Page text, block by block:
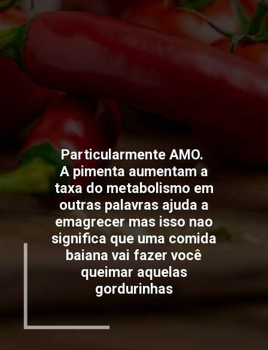
Particularmente AMO.
A pimenta aumentam a
taxa do metabolismo em
outras palavras ajuda a
emagrecer mas isso nao
significa que uma comida
baiana vai fazer você
queimar aquelas
gordurinhas